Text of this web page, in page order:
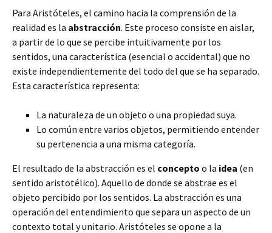
Para Aristóteles, el camino hacia la comprensión de la
realidad es la abstracción. Este proceso consiste en aislar,
a partir de lo que se percibe intuitivamente por los
sentidos, una característica (esencial o accidental) que no
existe independientemente del todo del que se ha separado.
Esta característica representa:
La naturaleza de un objeto o una propiedad suya.
Lo común entre varios objetos, permitiendo entender
su pertenencia a una misma categoría.
El resultado de la abstracción es el concepto o la idea (en
sentido aristotélico). Aquello de donde se abstrae es el
objeto percibido por los sentidos. La abstracción es una
operación del entendimiento que separa un aspecto de un
contexto total y unitario. Aristóteles se opone a la